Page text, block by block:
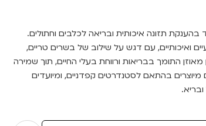
תזונה איכותית ובריאה לכלבים וחתולים.
ואיכותיים, עם דגש על שילוב של בשרים טריים,
התומך בבריאות ורווחת בעלי החיים, תוך שמירה
בהתאם לסטנדרטים קפדניים, ומיועדים